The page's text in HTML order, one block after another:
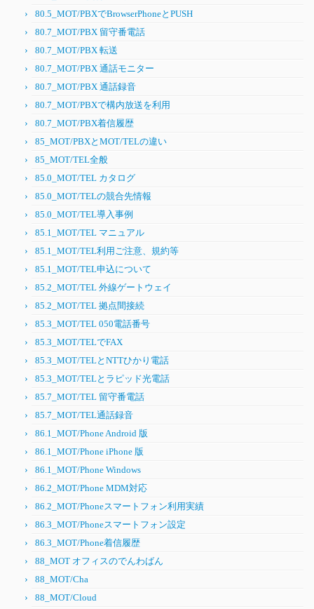
80.5_MOT/PBXでBrowserPhoneとPUSH
80.7_MOT/PBX 留守番電話
80.7_MOT/PBX 転送
80.7_MOT/PBX 通話モニター
80.7_MOT/PBX 通話録音
80.7_MOT/PBXで構内放送を利用
80.7_MOT/PBX着信履歴
85_MOT/PBXとMOT/TELの違い
85_MOT/TEL全般
85.0_MOT/TEL カタログ
85.0_MOT/TELの競合先情報
85.0_MOT/TEL導入事例
85.1_MOT/TEL マニュアル
85.1_MOT/TEL利用ご注意、規約等
85.1_MOT/TEL申込について
85.2_MOT/TEL 外線ゲートウェイ
85.2_MOT/TEL 拠点間接続
85.3_MOT/TEL 050電話番号
85.3_MOT/TELでFAX
85.3_MOT/TELとNTTひかり電話
85.3_MOT/TELとラピッド光電話
85.7_MOT/TEL 留守番電話
85.7_MOT/TEL通話録音
86.1_MOT/Phone Android 版
86.1_MOT/Phone iPhone 版
86.1_MOT/Phone Windows
86.2_MOT/Phone MDM対応
86.2_MOT/Phoneスマートフォン利用実績
86.3_MOT/Phoneスマートフォン設定
86.3_MOT/Phone着信履歴
88_MOT オフィスのでんわばん
88_MOT/Cha
88_MOT/Cloud